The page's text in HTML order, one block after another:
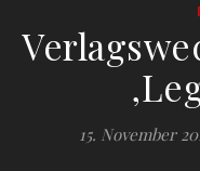
15. November